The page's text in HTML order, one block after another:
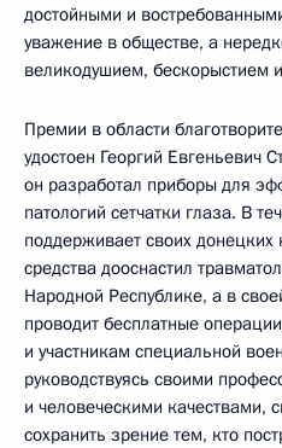
достойными и
уважение в обществе, а
великодушием, бескорыстием
Премии в области
удостоен Георгий Евгеньевич
он разработал приборы для
патологий сетчатки глаза. В
поддерживает своих донецких
средства дооснастил
Народной Республике, а в
проводит бесплатные
и участникам специальной
руководствуясь своими
и человеческими качествами,
сохранить зрение тем, кто